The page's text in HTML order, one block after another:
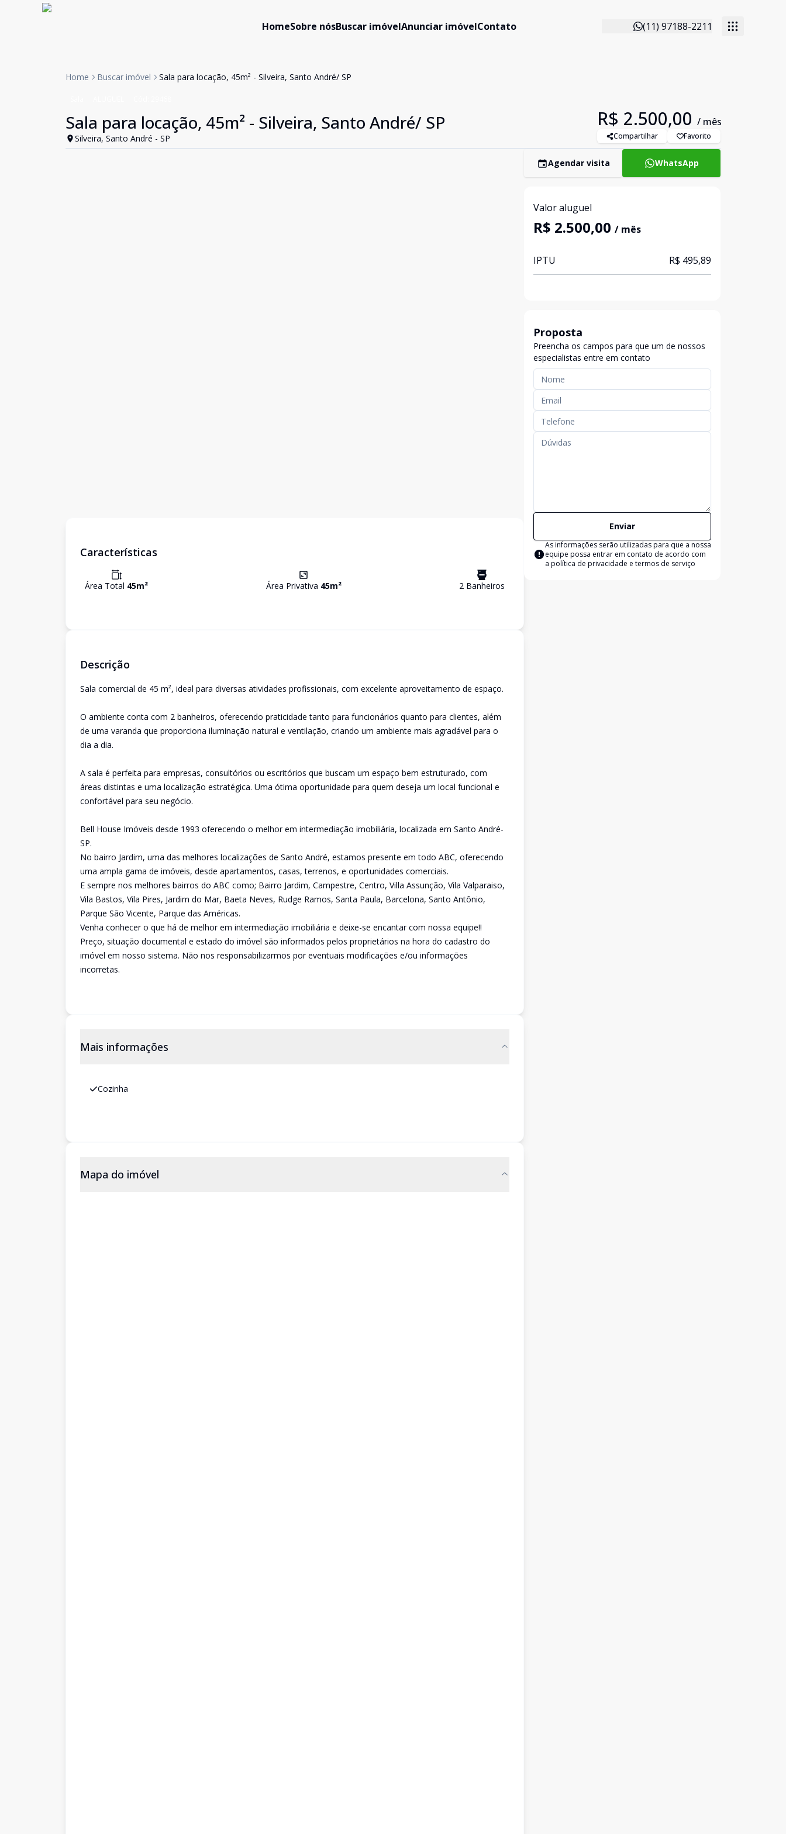
HomeSobre nósBuscar imóvelAnunciar imóvelContato (11) 97188-2211
Home Buscar imóvel Sala para locação, 45m² - Silveira, Santo André/ SP
Sala para locação, 45m² - Silveira, Santo André/ SP
Silveira, Santo André - SP
R$ 2.500,00 / mês
Compartilhar Favorito
Características
Área Total 45m² Área Privativa 45m² 2 Banheiros
Descrição
Sala comercial de 45 m², ideal para diversas atividades profissionais, com excelente aproveitamento de espaço.
O ambiente conta com 2 banheiros, oferecendo praticidade tanto para funcionários quanto para clientes, além
de uma varanda que proporciona iluminação natural e ventilação, criando um ambiente mais agradável para o
dia a dia.
A sala é perfeita para empresas, consultórios ou escritórios que buscam um espaço bem estruturado, com
áreas distintas e uma localização estratégica. Uma ótima oportunidade para quem deseja um local funcional e
confortável para seu negócio.
Bell House Imóveis desde 1993 oferecendo o melhor em intermediação imobiliária, localizada em Santo André-
SP.
No bairro Jardim, uma das melhores localizações de Santo André, estamos presente em todo ABC, oferecendo
uma ampla gama de imóveis, desde apartamentos, casas, terrenos, e oportunidades comerciais.
E sempre nos melhores bairros do ABC como; Bairro Jardim, Campestre, Centro, Villa Assunção, Vila Valparaiso,
Vila Bastos, Vila Pires, Jardim do Mar, Baeta Neves, Rudge Ramos, Santa Paula, Barcelona, Santo Antônio,
Parque São Vicente, Parque das Américas.
Venha conhecer o que há de melhor em intermediação imobiliária e deixe-se encantar com nossa equipe!!
Preço, situação documental e estado do imóvel são informados pelos proprietários na hora do cadastro do
imóvel em nosso sistema. Não nos responsabilizarmos por eventuais modificações e/ou informações
incorretas.
Mais informações
Cozinha
Mapa do imóvel
Agendar visita WhatsApp
Valor aluguel
R$ 2.500,00 / mês
IPTU R$ 495,89
Proposta
Preencha os campos para que um de nossos
especialistas entre em contato
Enviar
As informações serão utilizadas para que a nossa
equipe possa entrar em contato de acordo com
a política de privacidade e termos de serviço